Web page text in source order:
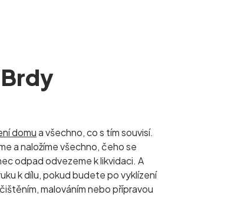
domua všechno, co s tím souvisí.
a naložíme všechno, čeho se
odpad odvezeme k likvidaci. A
k dílu, pokud budete po vyklízení
malováním nebo přípravou